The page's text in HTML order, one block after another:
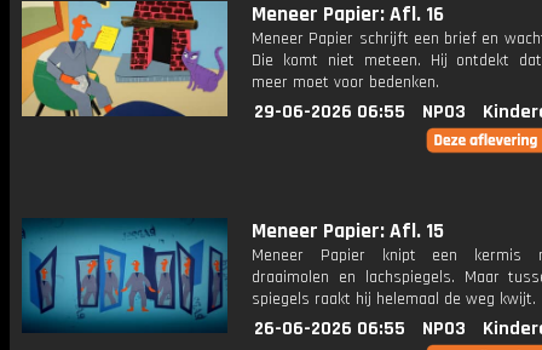
Meneer Papier: Afl. 16
Meneer Papier schrijft een brief en
Die komt niet meteen. Hij ontdekt
meer moet voor bedenken.
29-06-2026 06:55 NPO3
Meneer Papier: Afl. 15
Meneer Papier knipt een kermis
draaimolen en lachspiegels. Maar
spiegels raakt hij helemaal de weg kwijt.
26-06-2026 06:55 NPO3